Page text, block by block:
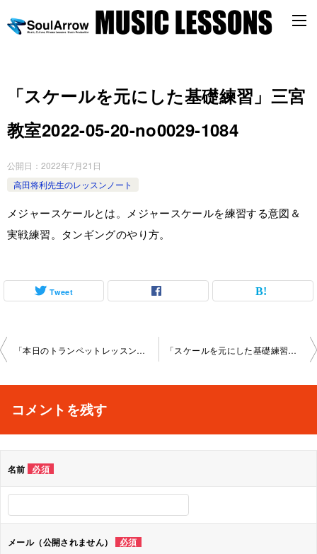
「スケールを元にした基礎練習」三宮
教室2022-05-20-no0029-1084
公開日： 2022年7月21日
高田将利先生のレッスンノート
メジャースケールとは。メジャースケールを練習する意図＆
実戦練習。タンギングのやり方。
Tweet
投
ビ
シ
ョ
「本日のトランペットレッスン」三宮教室2022-05-20-no0029-1077 「スケールを元にした基礎練習」三宮教室2022-07-21-no0029-1084
コメントを残す
名前 必須
メール（公開されません） 必須